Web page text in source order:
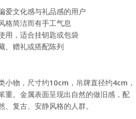
爱文化感与礼品感的用户
格简洁而有手工气息
用，适合挂钥匙或包袋
、赠礼或搭配陈列
小物，尺寸约10cm，吊牌直径约4cm，
重。金属表面呈现出自然的做旧感，配
复古、安静风格的人群。